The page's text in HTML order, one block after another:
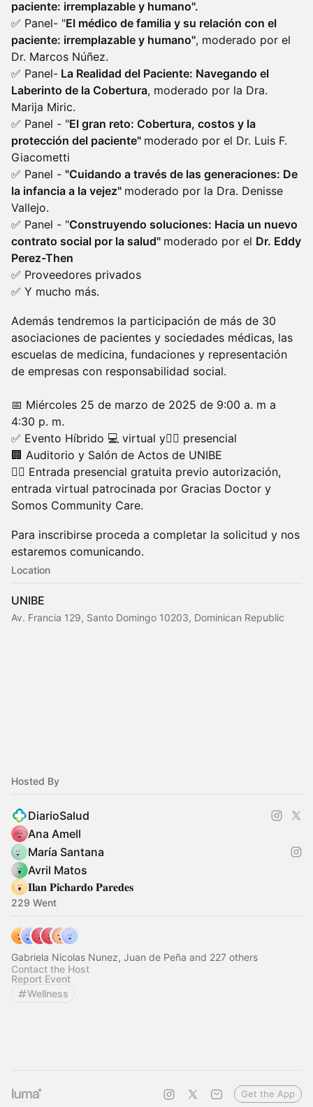
paciente: irremplazable y humano".
✅ Panel- "El médico de familia y su relación con el
paciente: irremplazable y humano", moderado por el
Dr. Marcos Núñez.
✅ Panel- La Realidad del Paciente: Navegando el
Laberinto de la Cobertura, moderado por la Dra.
Marija Miric.
✅ Panel - "El gran reto: Cobertura, costos y la
protección del paciente" moderado por el Dr. Luis F.
Giacometti
✅ Panel - "Cuidando a través de las generaciones: De
la infancia a la vejez" moderado por la Dra. Denisse
Vallejo.
✅ Panel - "Construyendo soluciones: Hacia un nuevo
contrato social por la salud" moderado por el Dr. Eddy
Perez-Then
✅ Proveedores privados
✅ Y mucho más.
​Además tendremos la participación de más de 30
asociaciones de pacientes y sociedades médicas, las
escuelas de medicina, fundaciones y representación
de empresas con responsabilidad social.
📅 Miércoles 25 de marzo de 2025 de 9:00 a. m a
4:30 p. m.
✅ Evento Híbrido 💻 virtual y🧑‍⚕️ presencial
🏢 Auditorio y Salón de Actos de UNIBE
🧑‍⚕️ Entrada presencial gratuita previo autorización,
entrada virtual patrocinada por Gracias Doctor y
Somos Community Care.
​​Para inscribirse proceda a completar la solicitud y​ nos
estaremos comunicando.
Location
UNIBE
Av. Francia 129, Santo Domingo 10203, Dominican Republic
Hosted By
DiarioSalud
Ana Amell
María Santana
Avril Matos
𝐈𝐥𝐚𝐧 𝐏𝐢𝐜𝐡𝐚𝐫𝐝𝐨 𝐏𝐚𝐫𝐞𝐝𝐞𝐬
229 Went
Gabriela Nicolas Nunez, Juan de Peña and 227 others
Contact the Host
Report Event
Wellness
Get the App